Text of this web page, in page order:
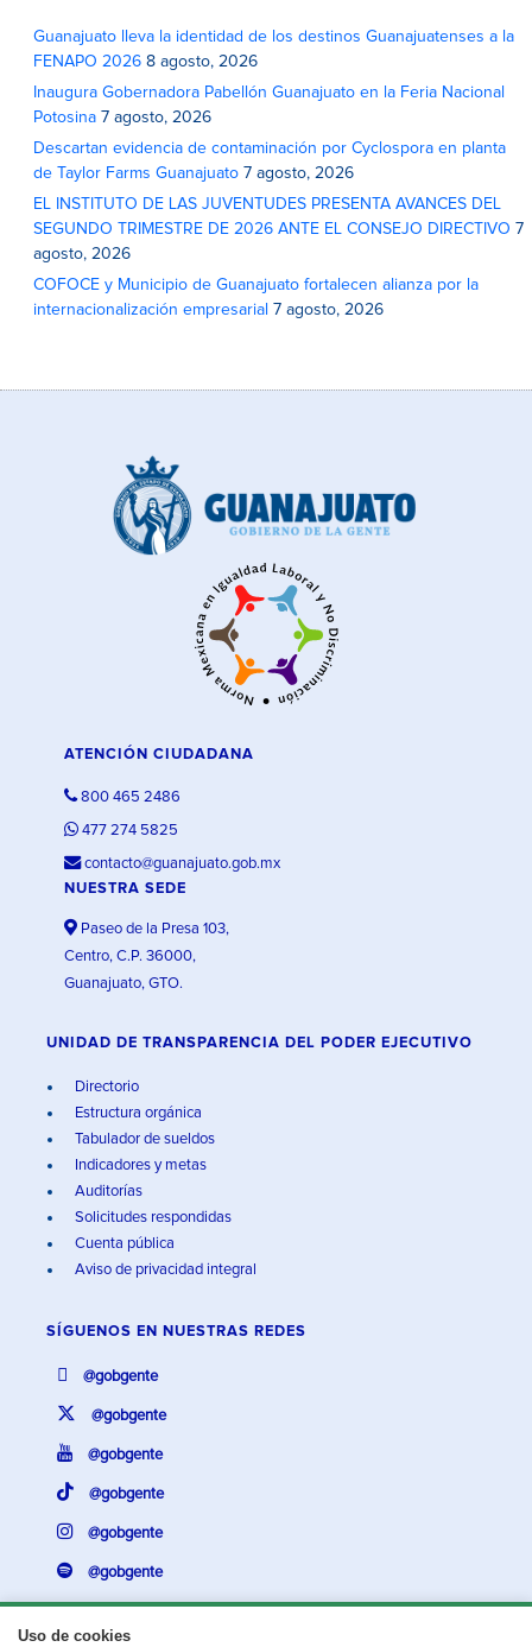
Guanajuato lleva la identidad de los destinos Guanajuatenses a la
FENAPO 2026 8 agosto, 2026
Inaugura Gobernadora Pabellón Guanajuato en la Feria Nacional
Potosina 7 agosto, 2026
Descartan evidencia de contaminación por Cyclospora en planta
de Taylor Farms Guanajuato 7 agosto, 2026
EL INSTITUTO DE LAS JUVENTUDES PRESENTA AVANCES DEL
SEGUNDO TRIMESTRE DE 2026 ANTE EL CONSEJO DIRECTIVO 7
agosto, 2026
COFOCE y Municipio de Guanajuato fortalecen alianza por la
internacionalización empresarial 7 agosto, 2026
Uso de cookies
ATENCIÓN CIUDADANA
800 465 2486
477 274 5825
contacto@guanajuato.gob.mx
NUESTRA SEDE
Paseo de la Presa 103,
Centro, C.P. 36000,
Guanajuato, GTO.
UNIDAD DE TRANSPARENCIA DEL PODER EJECUTIVO
Directorio
Estructura orgánica
Tabulador de sueldos
Indicadores y metas
Auditorías
Solicitudes respondidas
Cuenta pública
Aviso de privacidad integral
SÍGUENOS EN NUESTRAS REDES
@gobgente
@gobgente
@gobgente
@gobgente
@gobgente
@gobgente